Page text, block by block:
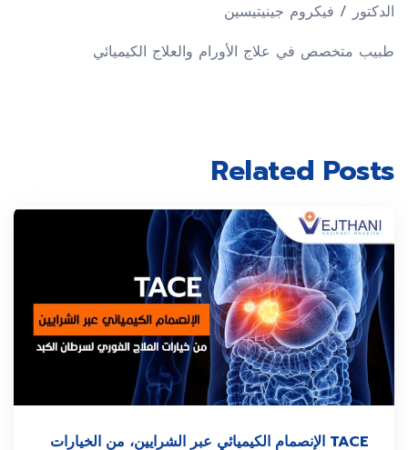
الدكتور / فیكروم جینیتیسین
طبیب متخصص في علاج الأورام والعلاج الكیمیائي
Related Posts
TACE الإنصمام الكیمیائي عبر الشرایین، من الخیارات